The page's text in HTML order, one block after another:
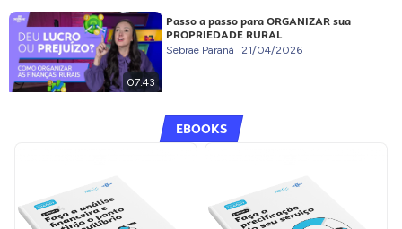
07:43
Passo a passo para ORGANIZAR sua
PROPRIEDADE RURAL
Sebrae Paraná 21/04/2026
EBOOKS